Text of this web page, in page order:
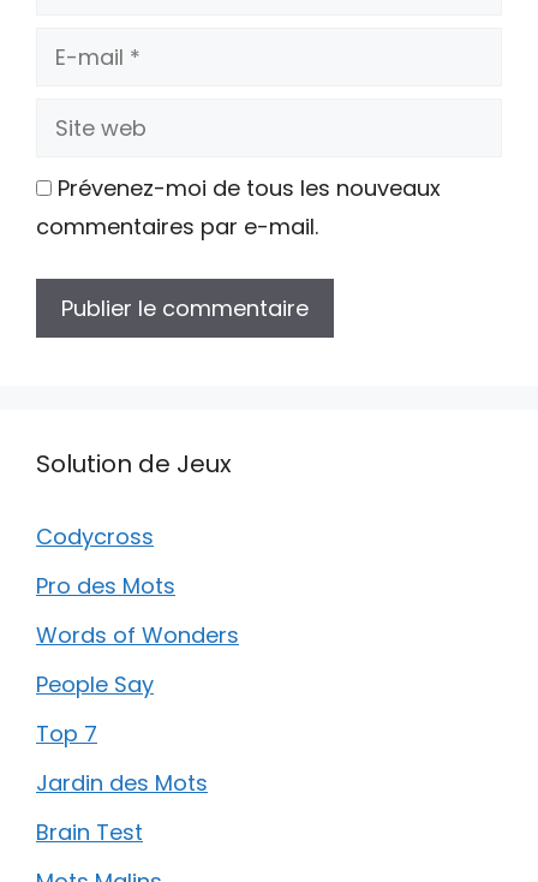
E-
Site
Prévenez-moi de tous les nouveaux
commentaires par e-mail.
Solution de Jeux
Codycross
Pro des Mots
Words of Wonders
People Say
Top 7
Jardin des Mots
Brain Test